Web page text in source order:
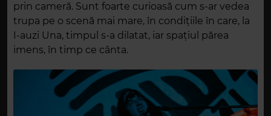
prin cameră. Sunt foarte curioasă cum s-ar vedea
trupa pe o scenă mai mare, în condițiile în care, la
I-auzi Una, timpul s-a dilatat, iar spațiul părea
imens, în timp ce cânta.